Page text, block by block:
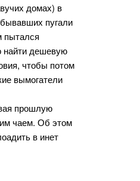
домах) в
пугали
пытался
найти дешевую
чтобы потом
вымогатели
прошлую
чаем. Об этом
в инет